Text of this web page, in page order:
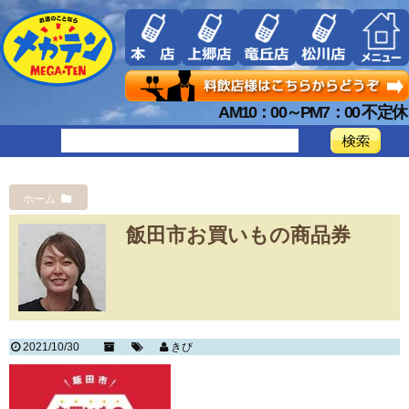
AM10：00～PM7：00 不定休
ホーム
飯田市お買いもの商品券
2021/10/30 きび